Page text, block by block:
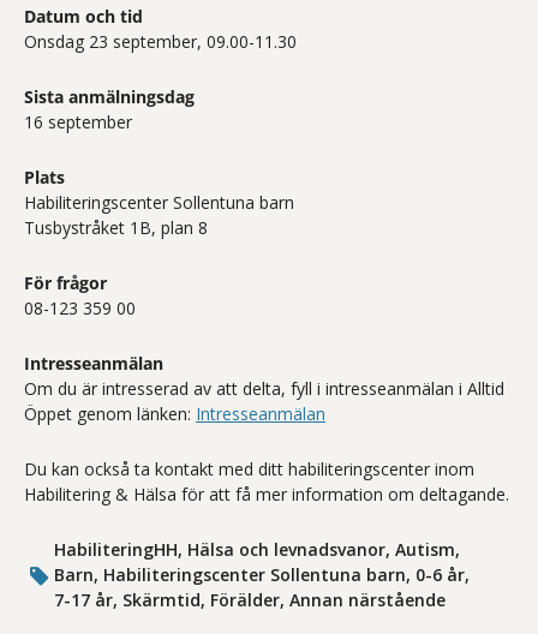
Datum och tid
Onsdag 23 september, 09.00-11.30
Sista anmälningsdag
16 september
Plats
Habiliteringscenter Sollentuna barn
Tusbystråket 1B, plan 8
För frågor
08-123 359 00
Intresseanmälan
Om du är intresserad av att delta, fyll i intresseanmälan i Alltid
Öppet genom länken: Intresseanmälan
Du kan också ta kontakt med ditt habiliteringscenter inom
Habilitering & Hälsa för att få mer information om deltagande.
HabiliteringHH, Hälsa och levnadsvanor, Autism,
Barn, Habiliteringscenter Sollentuna barn, 0-6 år,
7-17 år, Skärmtid, Förälder, Annan närstående